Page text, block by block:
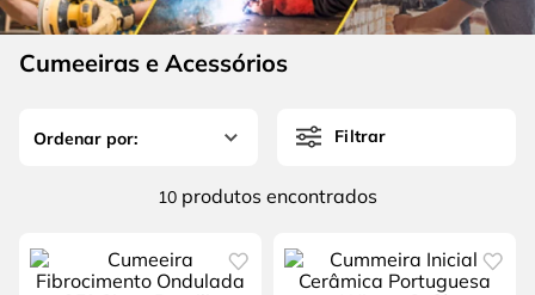
Cumeeiras e Acessórios
Filtrar
10 produtos
8º fio
10º chave impacto
6º serra copo